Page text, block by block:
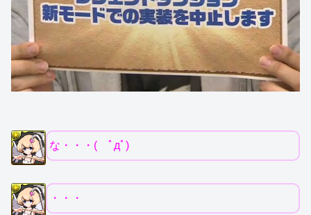
な・・・( ﾟдﾟ)
・・・